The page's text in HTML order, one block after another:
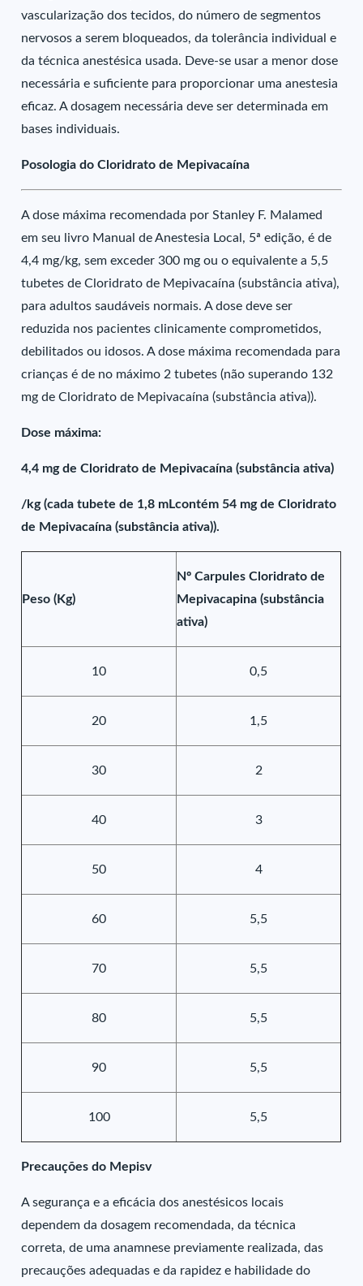
vascularização dos tecidos, do número de segmentos
nervosos a serem bloqueados, da tolerância individual e
da técnica anestésica usada. Deve-se usar a menor dose
necessária e suficiente para proporcionar uma anestesia
eficaz. A dosagem necessária deve ser determinada em
bases individuais.
Posologia do Cloridrato de Mepivacaína
A dose máxima recomendada por Stanley F. Malamed
em seu livro Manual de Anestesia Local, 5ª edição, é de
4,4 mg/kg, sem exceder 300 mg ou o equivalente a 5,5
tubetes de Cloridrato de Mepivacaína (substância ativa),
para adultos saudáveis normais. A dose deve ser
reduzida nos pacientes clinicamente comprometidos,
debilitados ou idosos. A dose máxima recomendada para
crianças é de no máximo 2 tubetes (não superando 132
mg de Cloridrato de Mepivacaína (substância ativa)).
Dose máxima:
4,4 mg de Cloridrato de Mepivacaína (substância ativa)
/kg (cada tubete de 1,8 mLcontém 54 mg de Cloridrato
de Mepivacaína (substância ativa)).
Peso (Kg)
Nº Carpules Cloridrato de
Mepivacapina (substância
ativa)
10 0,5
20 1,5
30 2
40 3
50 4
60 5,5
70 5,5
80 5,5
90 5,5
100 5,5
Precauções do Mepisv
A segurança e a eficácia dos anestésicos locais
dependem da dosagem recomendada, da técnica
correta, de uma anamnese previamente realizada, das
precauções adequadas e da rapidez e habilidade do